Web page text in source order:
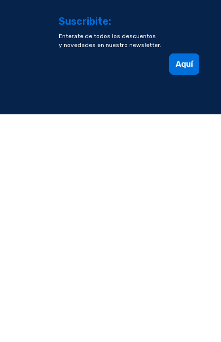
Suscribite:
Enterate de todos los descuentos
y novedades en nuestro newsletter.
Aquí